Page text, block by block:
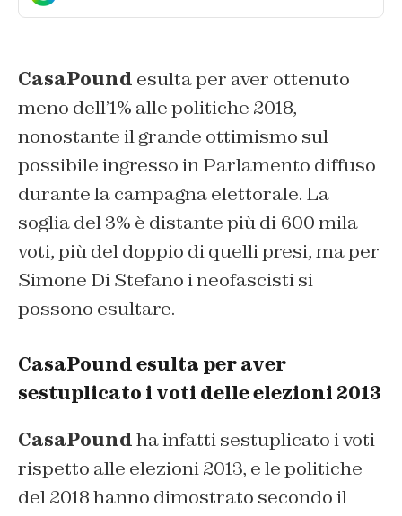
CasaPound esulta per aver ottenuto
meno dell’1% alle politiche 2018,
nonostante il grande ottimismo sul
possibile ingresso in Parlamento diffuso
durante la campagna elettorale. La
soglia del 3% è distante più di 600 mila
voti, più del doppio di quelli presi, ma per
Simone Di Stefano i neofascisti si
possono esultare.
CasaPound esulta per aver
sestuplicato i voti delle elezioni 2013
CasaPoundha infatti sestuplicato i voti
rispetto alle elezioni 2013, e le politiche
del 2018 hanno dimostrato secondo il